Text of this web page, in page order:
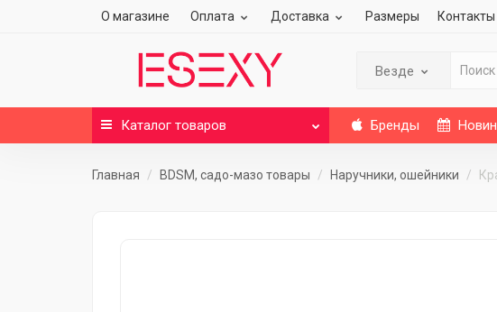
О магазине Оплата Доставка Размеры Контакты
Везде
Каталог товаров Бренды
Главная BDSM, садо-мазо товары Наручники, ошейники